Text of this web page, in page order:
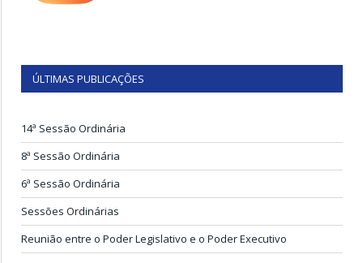
ÚLTIMAS PUBLICAÇÕES
14ª Sessão Ordinária
8ª Sessão Ordinária
6ª Sessão Ordinária
Sessões Ordinárias
Reunião entre o Poder Legislativo e o Poder Executivo